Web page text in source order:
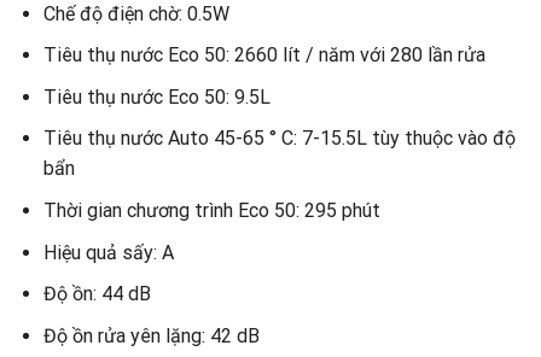
Chế độ điện chờ: 0.5W
Tiêu thụ nước Eco 50: 2660 lít / năm với 280 lần rửa
Tiêu thụ nước Eco 50: 9.5L
Tiêu thụ nước Auto 45-65 ° C: 7-15.5L tùy thuộc vào độ
bẩn
Thời gian chương trình Eco 50: 295 phút
Hiệu quả sấy: A
Độ ồn: 44 dB
Độ ồn rửa yên lặng: 42 dB